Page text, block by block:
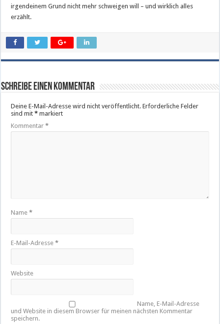
irgendeinem Grund nicht mehr schweigen will – und wirklich alles
erzählt.
Schreibe einen Kommentar
Deine E-Mail-Adresse wird nicht veröffentlicht. Erforderliche Felder
sind mit* markiert
Kommentar*
Name*
E-Mail-Adresse*
Website
Name, E-Mail-Adresse
und Website in diesem Browser für meinen nächsten Kommentar
speichern.